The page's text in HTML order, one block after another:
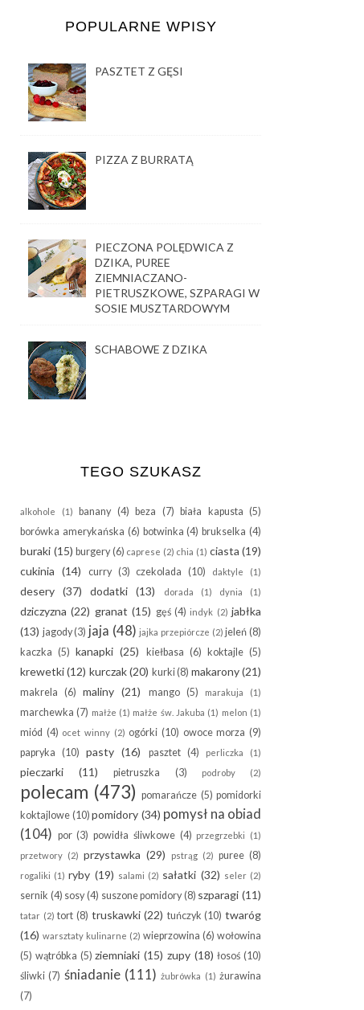
POPULARNE WPISY
PASZTET Z GĘSI
PIZZA Z BURRATĄ
PIECZONA POLĘDWICA Z
DZIKA, PUREE
ZIEMNIACZANO-
PIETRUSZKOWE, SZPARAGI W
SOSIE MUSZTARDOWYM
SCHABOWE Z DZIKA
TEGO SZUKASZ
alkohole (1) banany (4) beza (7) biała kapusta (5)
borówka amerykańska (6) botwinka (4) brukselka (4)
buraki (15) burgery(6) caprese (2) chia (1) ciasta (19)
cukinia (14) curry (3) czekolada (10) daktyle (1)
desery (37) dodatki (13) dorada (1) dynia (1)
dziczyzna (22) granat (15) gęś (4) indyk (2) jabłka
(13) jagody(3) jaja (48) jajka przepiórcze (2) jeleń (8)
kaczka (5) kanapki (25) kiełbasa (6) koktajle (5)
krewetki (12) kurczak (20) kurki(8) makarony (21)
makrela (6) maliny (21) mango (5) marakuja (1)
marchewka (7) małże (1) małże św. Jakuba (1) melon (1)
miód (4) ocet winny (2) ogórki (10) owoce morza (9)
papryka
(10) pasty (16) pasztet (4) perliczka (1)
pieczarki (11) pietruszka (3) podroby (2)
polecam (473) pomarańcze (5) pomidorki
koktajlowe (10) pomidory (34) pomysł na obiad
(104) por (3) powidła śliwkowe (4) przegrzebki
(1)
przetwory (2) przystawka (29) pstrąg (2) puree (8)
rogaliki (1) ryby (19) salami (2) sałatki (32) seler (2)
sernik (4) sosy(4) suszone pomidory(8) szparagi (11)
tatar (2) tort (8) truskawki (22) tuńczyk (10) twaróg
(16) warsztaty kulinarne (2) wieprzowina (6) wołowina
(5) wątróbka (5) ziemniaki (15) zupy (18) łosoś (10)
śliwki (7) śniadanie (111) żubrówka (1) żurawina
(7)